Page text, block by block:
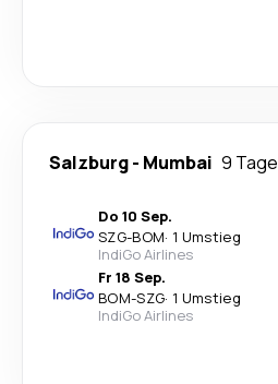
Salzburg- Mumbai 9 Tage
Do 10 Sep.
SZG-BOM· 1 Umstieg
IndiGo Airlines
Fr 18 Sep.
BOM-SZG· 1 Umstieg
IndiGo Airlines